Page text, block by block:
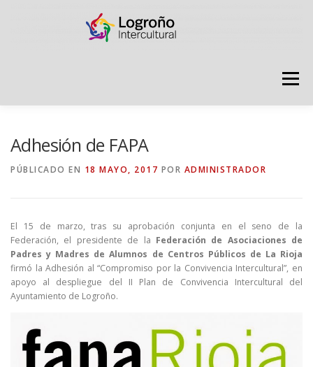
Menú
GRADÚATE EN CONVIVENCIA CAMPAÑAS
RECURSOS PUNTO DE ACOGIDA
Adhesión de FAPA
PÚBLICADO EN 18 MAYO, 2017 POR ADMINISTRADOR
El 15 de marzo, tras su aprobación conjunta en el seno de la
Federación, el presidente de la Federación de Asociaciones de
Padres y Madres de Alumnos de Centros Públicos de La Rioja
firmó la Adhesión al “Compromiso por la Convivencia Intercultural”, en
apoyo al despliegue del II Plan de Convivencia Intercultural del
Ayuntamiento de Logroño.